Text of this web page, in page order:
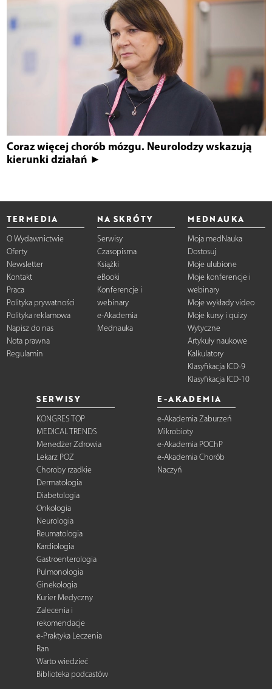
Coraz więcej chorób mózgu. Neurolodzy wskazują
kierunki działań ►
TERMEDIA
O Wydawnictwie
Oferty
Newsletter
Kontakt
Praca
Polityka prywatności
Polityka reklamowa
Napisz do nas
Nota prawna
Regulamin
NA SKRÓTY
Serwisy
Czasopisma
Książki
eBooki
Konferencje i
webinary
e-Akademia
Mednauka
MEDNAUKA
Moja medNauka
Dostosuj
Moje ulubione
Moje konferencje i
webinary
Moje wykłady video
Moje kursy i quizy
Wytyczne
Artykuły naukowe
Kalkulatory
Klasyfikacja ICD-9
Klasyfikacja ICD-10
SERWISY
KONGRES TOP
MEDICAL TRENDS
Menedżer Zdrowia
Lekarz POZ
Choroby rzadkie
Dermatologia
Diabetologia
Onkologia
Neurologia
Reumatologia
Kardiologia
Gastroenterologia
Pulmonologia
Ginekologia
Kurier Medyczny
Zalecenia i
rekomendacje
e-Praktyka Leczenia
Ran
Warto wiedzieć
Biblioteka podcastów
E-AKADEMIA
e-Akademia Zaburzeń
Mikrobioty
e-Akademia POChP
e-Akademia Chorób
Naczyń